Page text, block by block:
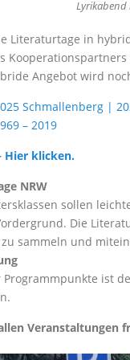
Lyrikabend
Literaturtage in
Angebot wird
Schmallenberg |
– 2019
Hier klicken.
NRW
sollen
Die
sammeln und
ist
Veranstaltungen